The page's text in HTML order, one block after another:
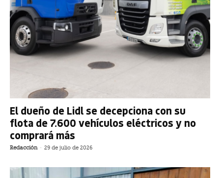
El dueño de Lidl se decepciona con su
flota de 7.600 vehículos eléctricos y no
comprará más
Redacción - 29 de julio de 2026